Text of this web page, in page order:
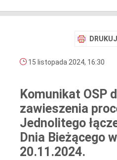
DRUKUJ
15 listopada 2024, 16:30
Komunikat OSP
zawieszenia
Jednolitego
Dnia Bieżącego
20.11.2024.